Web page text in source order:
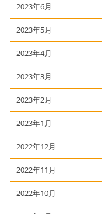
2023年6月
2023年5月
2023年4月
2023年3月
2023年2月
2023年1月
2022年12月
2022年11月
2022年10月